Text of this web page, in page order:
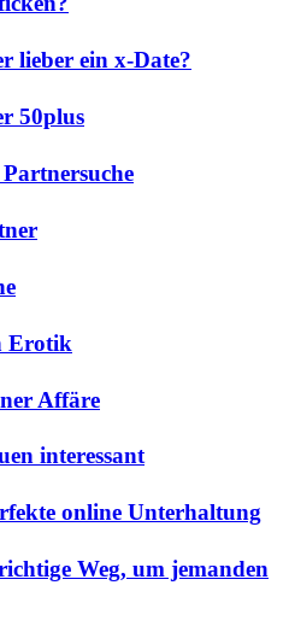
lieber ein x-Date?
50plus
Erotik
Affäre
interessant
online Unterhaltung
Weg, um jemanden